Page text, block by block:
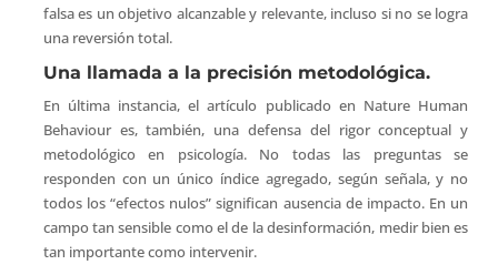
falsa es un objetivo alcanzable y relevante, incluso si no se logra
una reversión total.
Una llamada a la precisión metodológica.
En última instancia, el artículo publicado en Nature Human
Behaviour es, también, una defensa del rigor conceptual y
metodológico en psicología. No todas las preguntas se
responden con un único índice agregado, según señala, y no
todos los “efectos nulos” significan ausencia de impacto. En un
campo tan sensible como el de la desinformación, medir bien es
tan importante como intervenir.